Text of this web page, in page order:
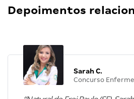
Depoimentos
Sarah C.
Concurso